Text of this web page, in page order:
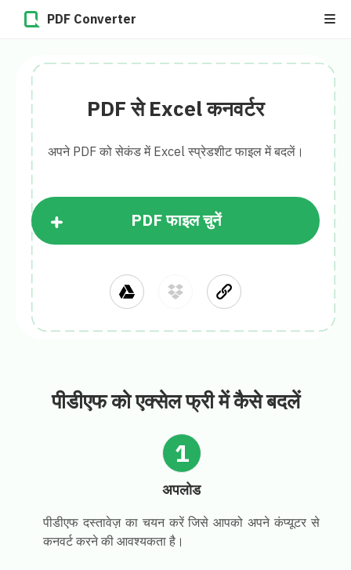
PDF Converter
PDF से Excel कनवर्टर
अपने PDF को सेकंड में Excel स्प्रेडशीट फाइल में बदलें।
PDF फाइल चुनें
पीडीएफ को एक्सेल फ्री में कैसे बदलें
1
अपलोड
पीडीएफ दस्तावेज़ का चयन करें जिसे आपको अपने कंप्यूटर से
कनवर्ट करने की आवश्यकता है।